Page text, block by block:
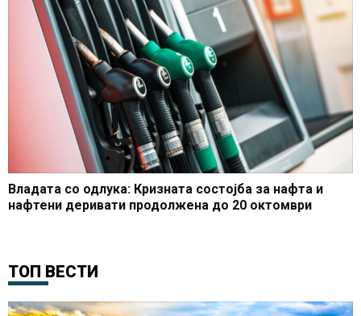
Владата со одлука: Кризната состојба за нафта и
нафтени деривати продолжена до 20 октомври
ТОП ВЕСТИ